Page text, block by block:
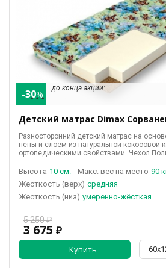
-30%
до конца акции:
Детский матрас Dimax
5 250 ₽
3 675 ₽
Купить
Разносторонний детский матрас на
пены и слоем из натуральной кокосовой
ортопедическими свойствами . Чехол
Высота 10 см. Макс. вес на место 90
(верх) средняя
(низ) умеренно-жёсткая